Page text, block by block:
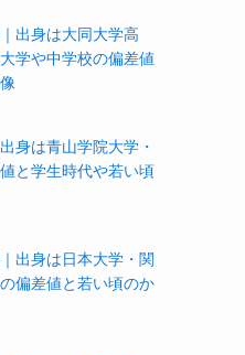
出身は大同大学高
学や中学校の偏差値
身は青山学院大学・
と学生時代や若い頃
出身は日本大学・関
偏差値と若い頃のか